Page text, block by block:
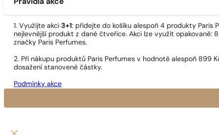
Pravidla akce
1. Využijte akci 3+1: přidejte do košíku alespoň 4 produkty
nejlevnější produkt z dané čtveřice. Akci lze využít opakovaně:
značky Paris Perfumes.
2. Při nákupu produktů Paris Perfumes v hodnotě alespoň
dosažení stanovené částky.
Podmínky akce